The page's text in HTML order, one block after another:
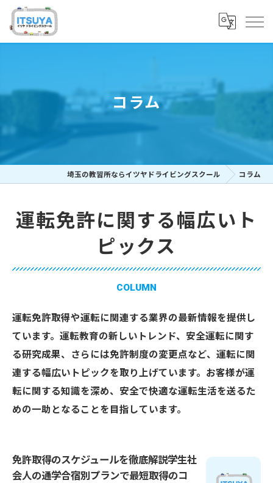
コラム
埼玉の教習所ならイツヤドライビングスクール コラム
運転免許に関する幅広いト
ピックス
COLUMN
運転免許取得や運転に関連する業界の最新情報を提供し
ています。運転教育の新しいトレンド、安全運転に関す
る研究成果、さらには免許制度の変更点など、運転に関
連する幅広いトピックを取り上げています。お客様が運
転に関する知識を深め、安全で快適な運転生活を送るた
めの一助となることを目指しています。
免許取得のスケジュールを徹底解説学生社
会人の通学合宿別プランで最短取得のコ